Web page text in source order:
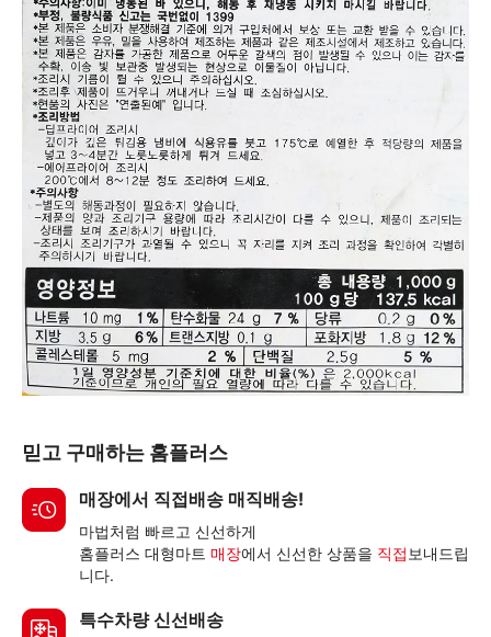
믿고 구매하는 홈플러스
매장에서 직접배송 매직배송!
마법처럼 빠르고 신선하게
홈플러스 대형마트 매장에서 신선한 상품을 직접 보내드립
니다.
특수차량 신선배송